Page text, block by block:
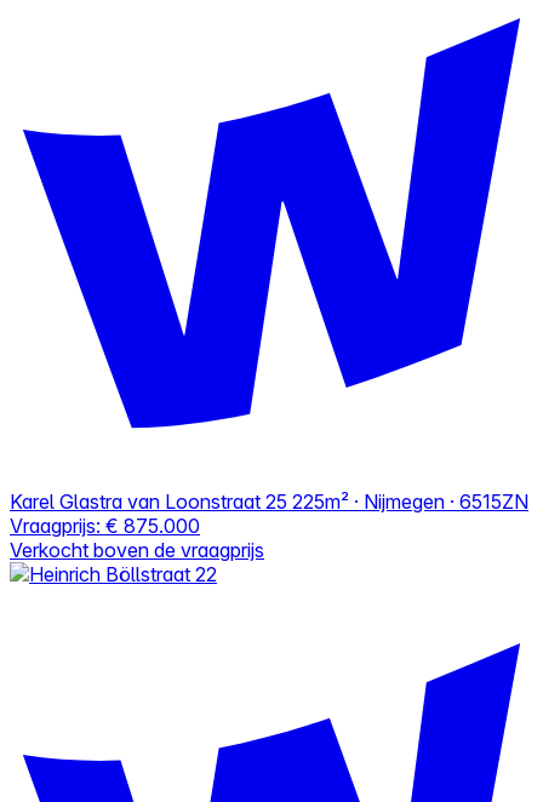
Karel Glastra van Loonstraat 25 225m² · Nijmegen · 6515ZN
Vraagprijs: € 875.000
Verkocht boven de vraagprijs